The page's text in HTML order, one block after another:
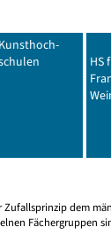
Kunsthoch-
HS
Zufallsprinzip dem
Fächergruppen